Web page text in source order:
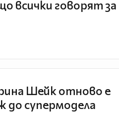
всички говорят за
Шейк отново е
до супермодела